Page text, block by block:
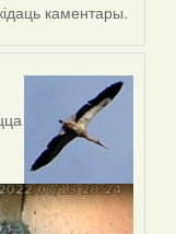
каментары.